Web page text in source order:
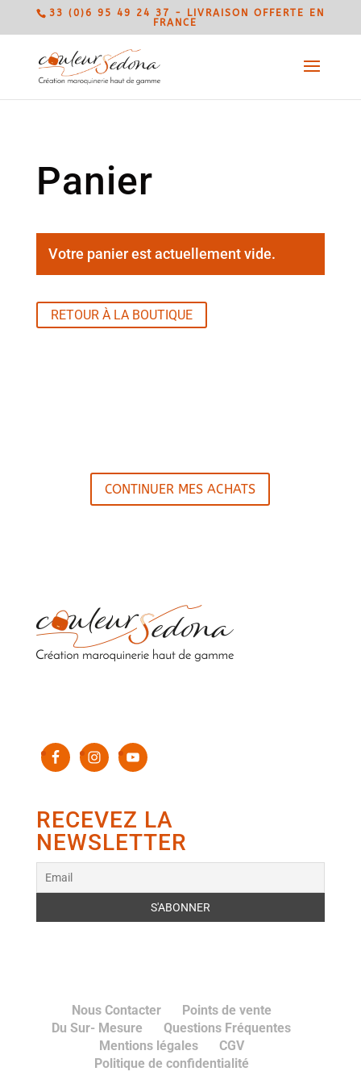
33 (0)6 95 49 24 37 - LIVRAISON OFFERTE EN
FRANCE
Panier
Votre panier est actuellement vide.
RETOUR À LA BOUTIQUE
CONTINUER MES ACHATS
RECEVEZ LA
NEWSLETTER
Nous Contacter
Points de vente
Du Sur- Mesure
Questions Fréquentes
Mentions légales
CGV
Politique de confidentialité